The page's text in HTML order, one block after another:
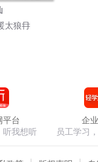
太狼冄
平台
听我想听
企
员工学习